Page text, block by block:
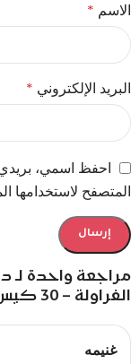
مراجعة واحدة لـ
الفراولة – 30 كيس
غنيمه
الاسم *
البريد الإلكتروني *
احفظ اسمي، بريدي
المتصفح لاستخدامها